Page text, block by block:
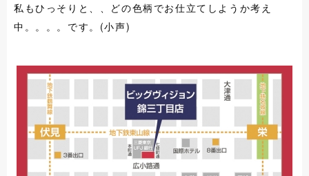
私もひっそりと、、どの色柄でお仕立てしようか考え
中。。。。です。(小声)